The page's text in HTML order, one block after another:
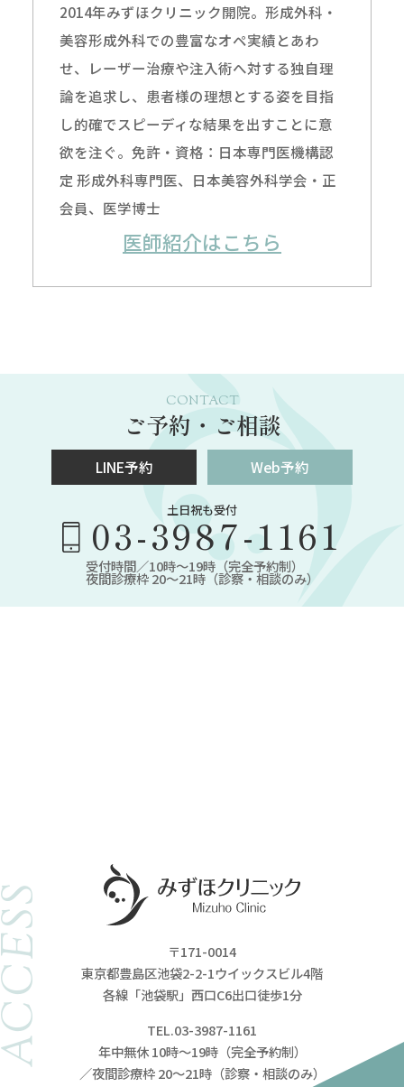
2014年みずほクリニック開院。形成外科・
美容形成外科での豊富なオペ実績とあわ
せ、レーザー治療や注入術へ対する独自理
論を追求し、患者様の理想とする姿を目指
し的確でスピーディな結果を出すことに意
欲を注ぐ。免許・資格：日本専門医機構認
定 形成外科専門医、日本美容外科学会・正
会員、医学博士
医師紹介はこちら
CONTACT
ご予約・ご相談
LINE予約 Web予約
土日祝も受付
03-3987-1161
受付時間／10時～19時（完全予約制）
夜間診療枠 20～21時（診察・相談のみ）
〒171-0014
東京都豊島区池袋2-2-1ウイックスビル4階
各線「池袋駅」西口C6出口徒歩1分
TEL.03-3987-1161
年中無休 10時～19時（完全予約制）
／夜間診療枠 20～21時（診察・相談のみ）